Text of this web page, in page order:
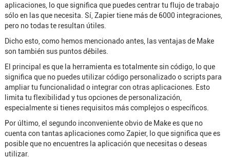
aplicaciones, lo que significa que puedes centrar tu flujo de trabajo
sólo en las que necesita. Sí, Zapier tiene más de 6000 integraciones,
pero no todas te resultan útiles.
Dicho esto, como hemos mencionado antes, las ventajas de Make
son también sus puntos débiles.
El principal es que la herramienta es totalmente sin código, lo que
significa que no puedes utilizar código personalizado o scripts para
ampliar tu funcionalidad o integrar con otras aplicaciones. Esto
limita tu flexibilidad y tus opciones de personalización,
especialmente si tienes requisitos más complejos o específicos.
Por último, el segundo inconveniente obvio de Make es que no
cuenta con tantas aplicaciones como Zapier, lo que significa que es
posible que no encuentres la aplicación que necesitas o deseas
utilizar.